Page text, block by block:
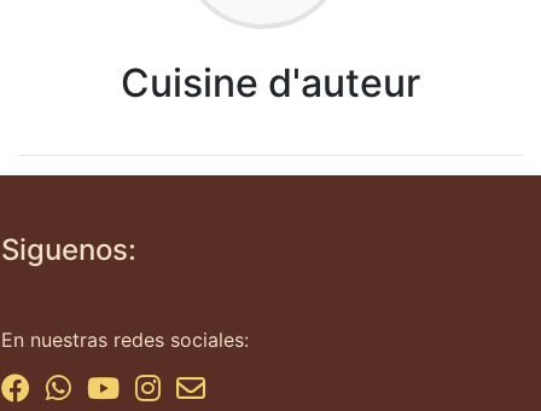
Cuisine d'auteur
Siguenos:
En nuestras redes sociales: